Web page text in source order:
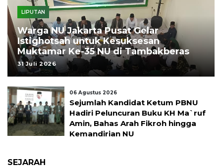
LIPUTAN
Warga NU Jakarta Pusat Gelar
Istighotsah untuk Kesuksesan
Muktamar Ke-35 NU di Tambakberas
31 Juli 2026
06 Agustus 2026
Sejumlah Kandidat Ketum PBNU
Hadiri Peluncuran Buku KH Ma`ruf
Amin, Bahas Arah Fikroh hingga
Kemandirian NU
SEJARAH